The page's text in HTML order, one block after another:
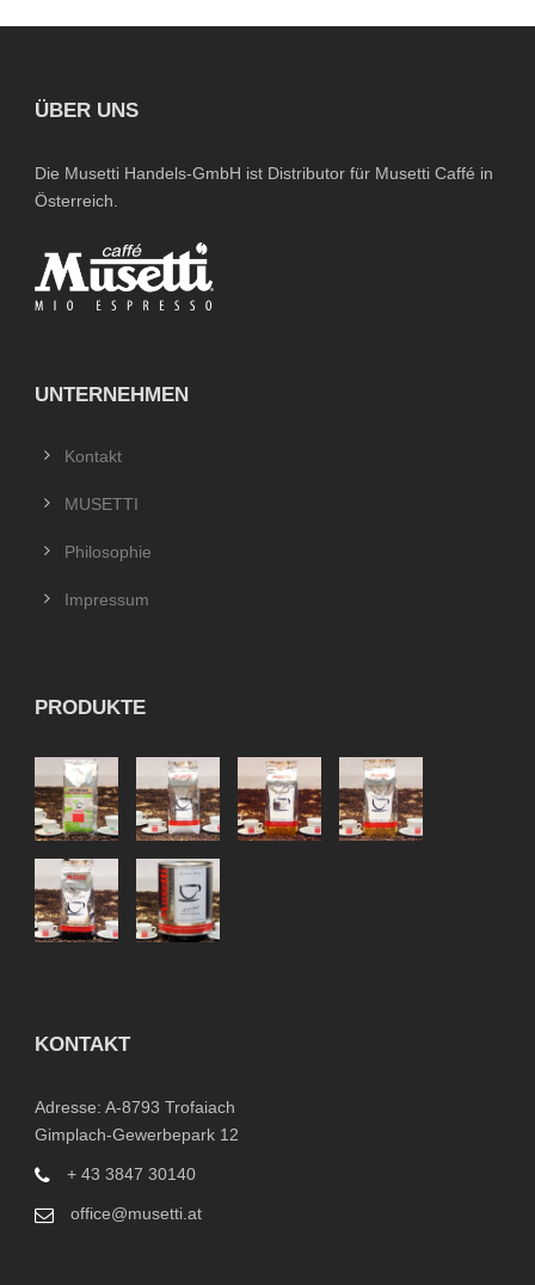
ÜBER UNS
Die Musetti Handels-GmbH ist Distributor für Musetti Caffé in
Österreich.
UNTERNEHMEN
Kontakt
MUSETTI
Philosophie
Impressum
PRODUKTE
KONTAKT
Adresse: A-8793 Trofaiach
Gimplach-Gewerbepark 12
+ 43 3847 30140
office@musetti.at